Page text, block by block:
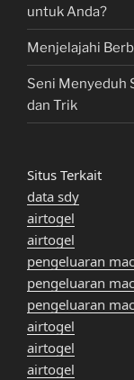
untuk Anda?
Menjelajahi
Seni Menyeduh
dan Trik
Situs Terkait
data sdy
airtogel
airtogel
pengeluaran
pengeluaran
pengeluaran
airtogel
airtogel
airtogel